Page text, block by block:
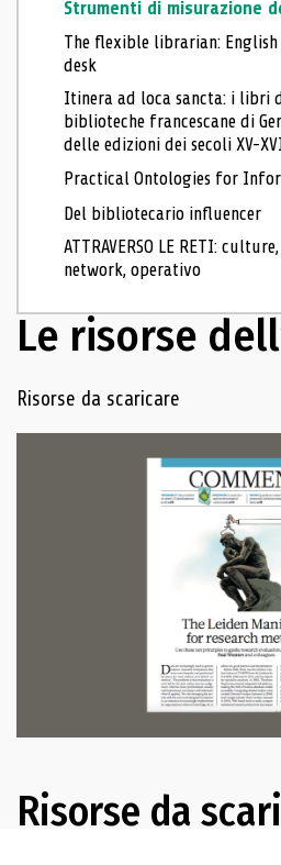
Strumenti di misurazione
The flexible librarian:
desk
Itinera ad loca sancta: i libri
biblioteche francescane di
delle edizioni dei secoli XV-
Practical Ontologies for
Del bibliotecario influencer
ATTRAVERSO LE RETI:
network, operativo
Le risorse
Navigazione delle risorse
Risorse da scaricare
Risorse da